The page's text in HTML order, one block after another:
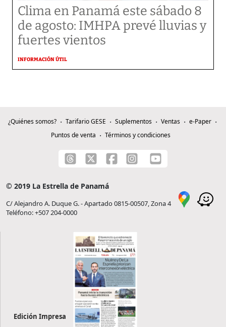
Clima en Panamá este sábado 8
de agosto: IMHPA prevé lluvias y
fuertes vientos
INFORMACIÓN ÚTIL
¿Quiénes somos? Tarifario GESE Suplementos Ventas
e-Paper
Puntos de venta
Términos y condiciones
© 2019 La Estrella de Panamá
C/ Alejandro A. Duque G. - Apartado 0815-00507, Zona 4
Teléfono: +507 204-0000
Edición Impresa